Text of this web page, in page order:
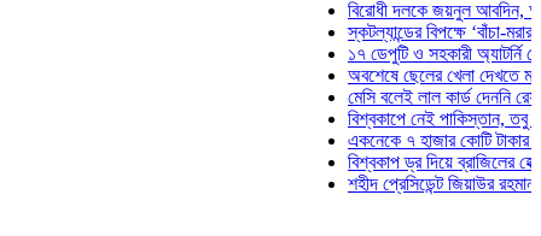
বিরোধী দলকে জয়নুল আবদিন,
স্কটল্যান্ডের বিপক্ষে ‘বাঁচা-মরার
১৭ ডেপুটি ও সহকারী অ্যাটর্নি
অবশেষে ছেলের খেলা দেখতে মাঠে
মেসি বলেই লাল কার্ড দেননি রেফারি!
বিশ্বকাপে নেই পাকিস্তান, তবু
একনেকে ৭ হাজার কোটি টাকার ৫
বিশ্বকাপ ড্র দিয়ে ব্রাজিলের হেক্সা
শহীদ প্রেসিডেন্ট জিয়াউর রহমান